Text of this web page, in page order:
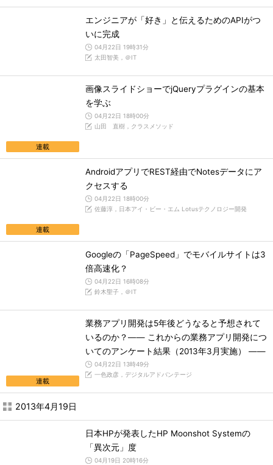
エンジニアが「好き」と伝えるためのAPIがつ
いに完成
04月22日 19時31分
太田智美，＠IT
連載
画像スライドショーでjQueryプラグインの基本
を学ぶ
04月22日 18時00分
山田 直樹，クラスメソッド
連載
AndroidアプリでREST経由でNotesデータにア
クセスする
04月22日 18時00分
佐藤淳，日本アイ・ビー・エム Lotusテクノロジー開発
Googleの「PageSpeed」でモバイルサイトは3
倍高速化？
04月22日 16時08分
鈴木聖子，＠IT
連載
業務アプリ開発は5年後どうなると予想されて
いるのか？―― これからの業務アプリ開発につ
いてのアンケート結果（2013年3月実施） ――
04月22日 13時49分
一色政彦，デジタルアドバンテージ
2013年4月19日
日本HPが発表したHP Moonshot Systemの
「異次元」度
04月19日 20時16分